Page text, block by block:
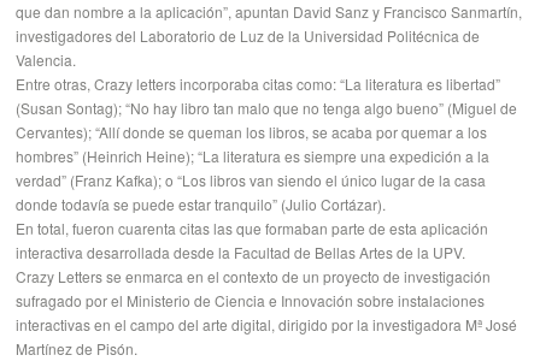
que dan nombre a la aplicación”, apuntan David Sanz y Francisco Sanmartín,
investigadores del Laboratorio de Luz de la Universidad Politécnica de
Valencia.
Entre otras, Crazy letters incorporaba citas como: “La literatura es libertad”
(Susan Sontag); “No hay libro tan malo que no tenga algo bueno” (Miguel de
Cervantes); “Allí donde se queman los libros, se acaba por quemar a los
hombres” (Heinrich Heine); “La literatura es siempre una expedición a la
verdad” (Franz Kafka); o “Los libros van siendo el único lugar de la casa
donde todavía se puede estar tranquilo” (Julio Cortázar).
En total, fueron cuarenta citas las que formaban parte de esta aplicación
interactiva desarrollada desde la Facultad de Bellas Artes de la UPV.
Crazy Letters se enmarca en el contexto de un proyecto de investigación
sufragado por el Ministerio de Ciencia e Innovación sobre instalaciones
interactivas en el campo del arte digital, dirigido por la investigadora Mª José
Martínez de Pisón.